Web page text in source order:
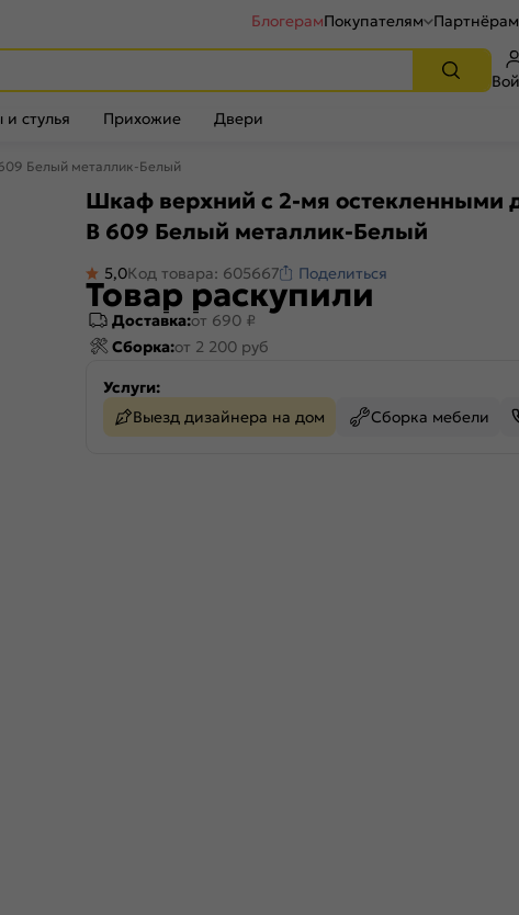
БлогерамПокупателям Партнёрам
стулья Прихожие Двери
Белый металлик-Белый
Шкаф верхний с 2-мя остекленными
В 609 Белый металлик-Белый
5,0Код товара: 605667 Поделиться
Товар раскупили
Доставка:от 690 ₽
Сборка:от 2 200 руб
Услуги:
Выезд дизайнера на дом
Сборка мебели